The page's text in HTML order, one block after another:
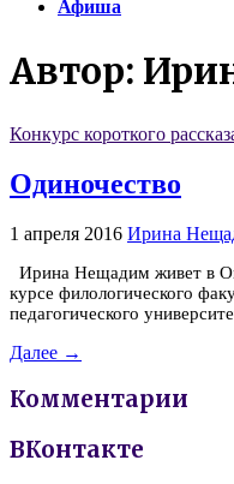
Афиша
Автор:
Конкурс короткого
Одиночество
1 апреля 2016 Ирина
Ирина Нещадим живет в
курсе филологического
педагогического
Далее →
Комментарии
ВКонтакте